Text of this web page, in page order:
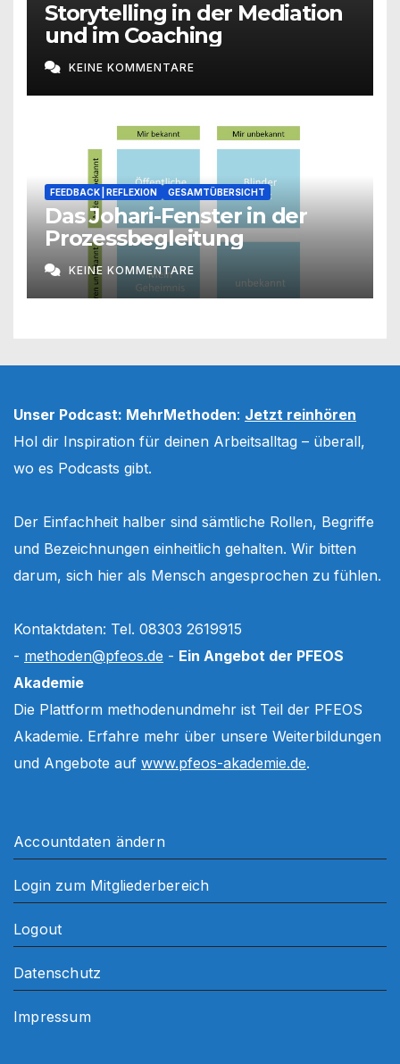
Storytelling in der Mediation
und im Coaching
KEINE KOMMENTARE
FEEDBACK | REFLEXION GESAMTÜBERSICHT
Das Johari-Fenster in der
Prozessbegleitung
KEINE KOMMENTARE
Unser Podcast: MehrMethoden: Jetzt reinhören
Hol dir Inspiration für deinen Arbeitsalltag – überall,
wo es Podcasts gibt.
Der Einfachheit halber sind sämtliche Rollen, Begriffe
und Bezeichnungen einheitlich gehalten. Wir bitten
darum, sich hier als Mensch angesprochen zu fühlen.
Kontaktdaten: Tel. 08303 2619915
- methoden@pfeos.de - Ein Angebot der PFEOS
Akademie
Die Plattform methodenundmehr ist Teil der PFEOS
Akademie. Erfahre mehr über unsere Weiterbildungen
und Angebote auf www.pfeos-akademie.de.
Accountdaten ändern
Login zum Mitgliederbereich
Logout
Datenschutz
Impressum